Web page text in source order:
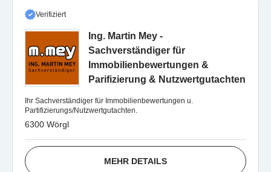
Verifiziert
Ing. Martin Mey -
Sachverständiger für
Immobilienbewertungen &
Parifizierung & Nutzwertgutachten
Ihr Sachverständiger für Immobilienbewertungen u.
Partifizierungs/Nutzwertgutachten.
6300 Wörgl
MEHR DETAILS